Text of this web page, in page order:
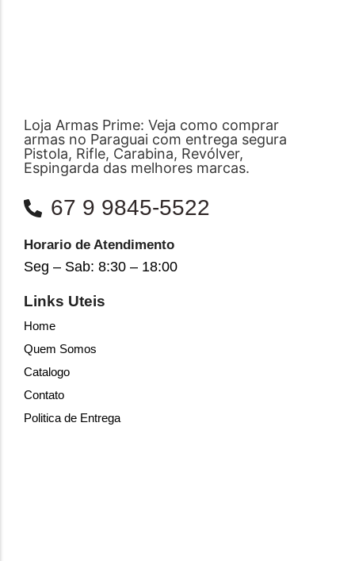
Loja Armas Prime: Veja como comprar
armas no Paraguai com entrega segura
Pistola, Rifle, Carabina, Revólver,
Espingarda das melhores marcas.
67 9 9845-5522
Horario de Atendimento
Seg – Sab: 8:30 – 18:00
Links Uteis
Home
Quem Somos
Catalogo
Contato
Politica de Entrega